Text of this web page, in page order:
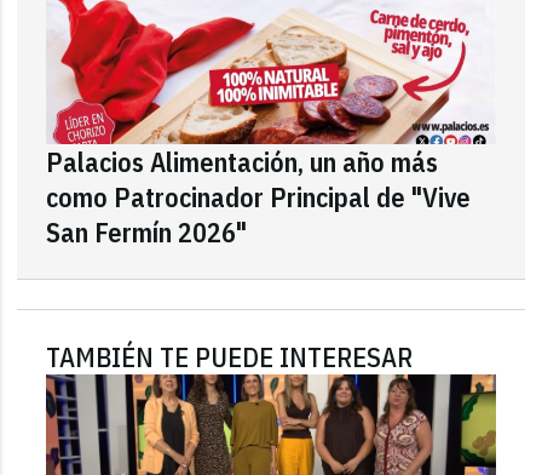
Palacios Alimentación, un año más
como Patrocinador Principal de "Vive
San Fermín 2026"
TAMBIÉN TE PUEDE INTERESAR